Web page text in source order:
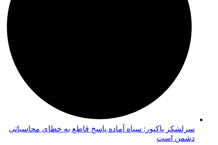
سرلشکر پاکپور: سپاه آماده پاسخ قاطع به خطای محاسباتی
دشمن است